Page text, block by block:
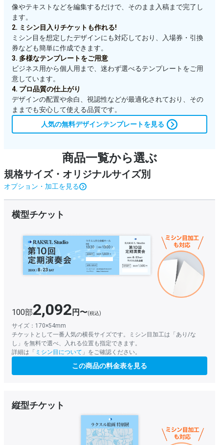
像やテキストなどを編集するだけで、そのまま入稿まで完了し
ます。
2. ミシン目入りチケットも作れる!
ミシン目を想定したデザインにも対応しており、入場券・引換
券なども簡単に作成できます。
3. 多様なテンプレートをご用意
ビジネス用から個人用まで、迷わず選べるテンプレートをご用
意しています。
4. プロ品質の仕上がり
デザインの配置や余白、視認性などが最適化されており、その
ままでも安心して使える品質です。
人気の無料デザインテンプレートを見る
商品一覧から選ぶ
規格サイズ・オリジナルサイズ別
オプション・加工を見る
横型チケット
100部2,092 円〜(税込)
サイズ：170×54mm
チケットとして一番人気の横長サイズです。ミシン目加工は「あり/な
し」を無料で選べ、入れる位置も指定できます。
詳細は「 ミシン目について 」をご確認ください。
この商品の料金表を見る
縦型チケット